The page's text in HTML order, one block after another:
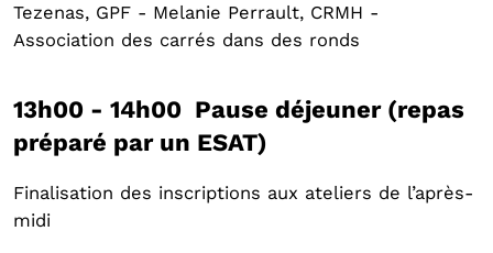
Tezenas, GPF - Melanie Perrault, CRMH -
Association des carrés dans des ronds
13h00 - 14h00 Pause déjeuner (repas
préparé par un ESAT)
Finalisation des inscriptions aux ateliers de l’après-
midi